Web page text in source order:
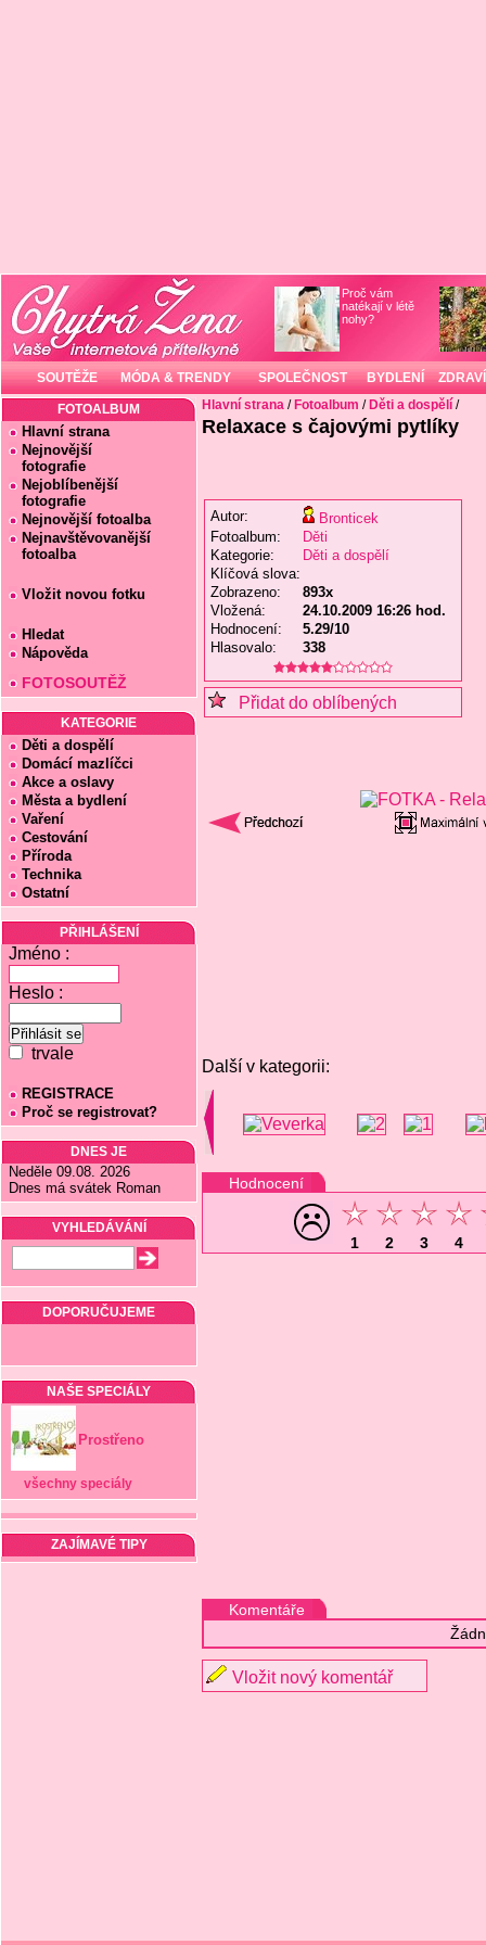
Proč vám
natékají v létě
nohy?
SOUTĚŽE MÓDA & TRENDY SPOLEČNOST BYDLENÍ ZDRAVÍ
FOTOALBUM
Hlavní strana
Nejnovější
fotografie
Nejoblíbenější
fotografie
Nejnovější fotoalba
Nejnavštěvovanější
fotoalba
Vložit novou fotku
Hledat
Nápověda
FOTOSOUTĚŽ
KATEGORIE
Děti a dospělí
Domácí mazlíčci
Akce a oslavy
Města a bydlení
Vaření
Cestování
Příroda
Technika
Ostatní
PŘIHLÁŠENÍ
Jméno :
Heslo :
trvale
REGISTRACE
Proč se registrovat?
DNES JE
Neděle 09.08. 2026
Dnes má svátek Roman
VYHLEDÁVÁNÍ
DOPORUČUJEME
NAŠE SPECIÁLY
Prostřeno
všechny speciály
ZAJÍMAVÉ TIPY
Hlavní strana / Fotoalbum / Děti a dospělí /
Relaxace s čajovými pytlíky
Autor:
Bronticek
Fotoalbum:
Děti
Kategorie:
Děti a dospělí
Klíčová slova:
Zobrazeno:
893x
Vložená:
24.10.2009 16:26 hod.
Hodnocení:
5.29/10
Hlasovalo:
338
Přidat do oblíbených
Další v kategorii:
Hodnocení
1 2 3 4
Komentáře
Vložit nový komentář